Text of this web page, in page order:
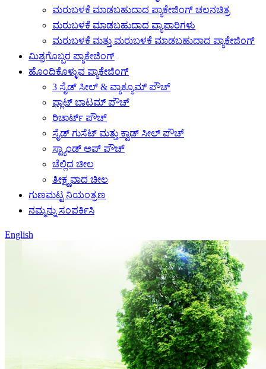
ಮರುಬಳಕೆ ಮಾಡಬಹುದಾದ ಪ್ಯಾಕೇಜಿಂಗ್ ಚಲನಚಿತ್ರ
ಮರುಬಳಕೆ ಮಾಡಬಹುದಾದ ವ್ಯಾಪಾರಿಗಳು
ಮರುಬಳಕೆ ಮತ್ತು ಮರುಬಳಕೆ ಮಾಡಬಹುದಾದ ಪ್ಯಾಕೇಜಿಂಗ್
ಮಿಶ್ರಗೊಬ್ಬರ ಪ್ಯಾಕೇಜಿಂಗ್
ಹೊಂದಿಕೊಳ್ಳುವ ಪ್ಯಾಕೇಜಿಂಗ್
3 ಸೈಡ್ ಸೀಲ್ & ವ್ಯಾಕ್ಯೂಮ್ ಪೌಚ್
ಫ್ಲಾಟ್ ಬಾಟಮ್ ಪೌಚ್
ರಿಚಾರ್ಟ್ ಪೌಚ್
ಸೈಡ್ ಗುಸೆಟ್ ಮತ್ತು ಕ್ವಾಡ್ ಸೀಲ್ ಪೌಚ್
ಸ್ಟ್ಯಾಂಡ್ ಅಪ್ ಪೌಚ್
ಚೆಲ್ಲಿದ ಚೀಲ
ತೀಕ್ಷ್ಣವಾದ ಚೀಲ
ಗುಣಮಟ್ಟ ನಿಯಂತ್ರಣ
ನಮ್ಮನ್ನು ಸಂಪರ್ಕಿಸಿ
English